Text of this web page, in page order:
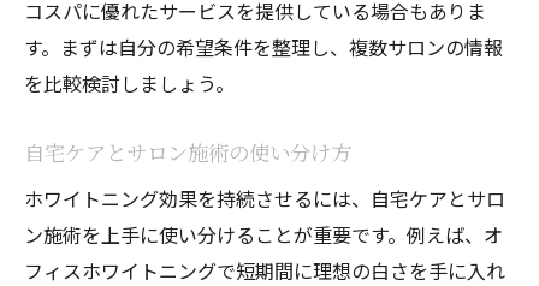
コスパに優れたサービスを提供している場合もありま
す。まずは自分の希望条件を整理し、複数サロンの情報
を比較検討しましょう。
自宅ケアとサロン施術の使い分け方
ホワイトニング効果を持続させるには、自宅ケアとサロ
ン施術を上手に使い分けることが重要です。例えば、オ
フィスホワイトニングで短期間に理想の白さを手に入れ